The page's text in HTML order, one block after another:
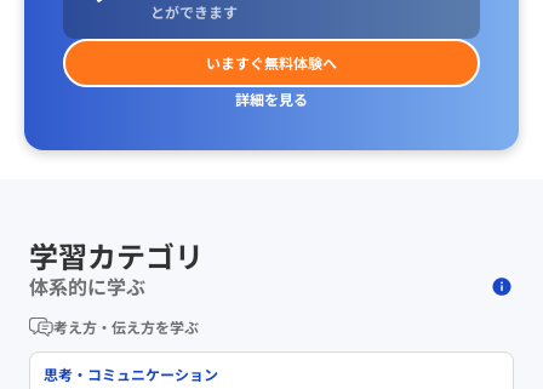
とができます
いますぐ無料体験へ
詳細を見る
学習カテゴリ
体系的に学ぶ
考え方・伝え方を学ぶ
思考・コミュニケーション